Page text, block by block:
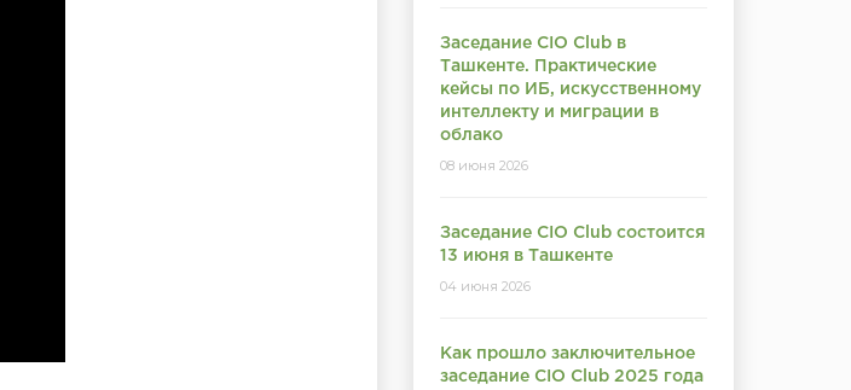
Заседание CIO Club в
Ташкенте. Практические
кейсы по ИБ, искусственному
интеллекту и миграции в
облако
08 июня 2026
Заседание CIO Club состоится
13 июня в Ташкенте
04 июня 2026
Как прошло заключительное
заседание CIO Club 2025 года